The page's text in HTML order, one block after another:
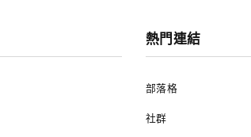
熱門連結
部落格
社群